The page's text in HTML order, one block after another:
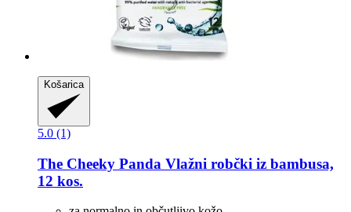
Košarica
5.0 (1)
The Cheeky Panda Vlažni robčki iz bambusa,
12 kos.